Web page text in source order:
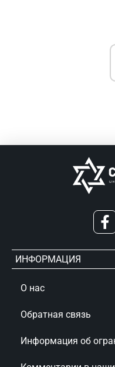
ИНФОРМАЦИЯ
О нас
Обратная связь
Информация об